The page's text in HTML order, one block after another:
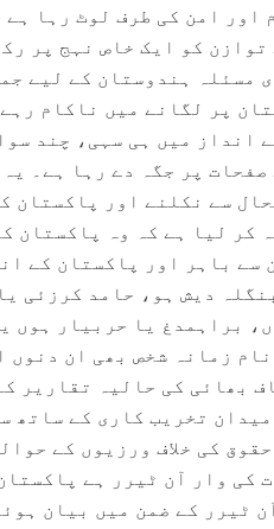
اور امن کی طرف لوٹ رہا
توازن کو ایک خاص نہج پر
مسئلہ ہندوستان کے لیے
پر لگانے میں ناکام
انداز میں ہی سہی، چند
صفحات پر جگہ دے رہا ہے۔
سے نکلنے اور پاکستان
سے باہر اور پاکستان کے
دیش ہو، حامد کرزئی
براہمدغ یا حربیار ہوں
زمانہ شخص بھی ان دنوں
بھائی کی حالیہ تقاریر
میدان تخریب کاری کے ساتھ
کی خلاف ورزیوں کے
کی وار آن ٹیرر ہے
ٹیرر کے ضمن میں بیان